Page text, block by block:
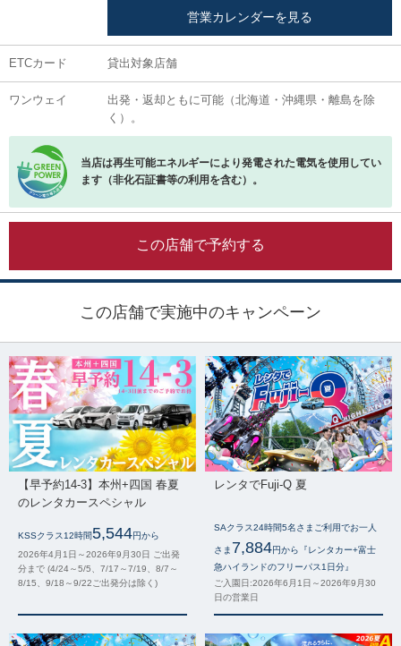
営業カレンダーを見る
ETCカード 貸出対象店舗
ワンウェイ
出発・返却ともに可能（北海道・沖縄県・離島を除
く）。
当店は再生可能エネルギーにより発電された電気を使用してい
ます（非化石証書等の利用を含む）。
この店舗で予約する
この店舗で実施中のキャンペーン
【早予約14-3】本州+四国 春夏
のレンタカースペシャル
KSSクラス12時間5,544円から
2026年4月1日～2026年9月30日 ご出発
分まで (4/24～5/5、7/17～7/19、8/7～
8/15、9/18～9/22ご出発分は除く)
レンタでFuji-Q 夏
SAクラス24時間5名さまご利用でお一人
さま 7,884円から『レンタカー+富士
急ハイランドのフリーパス1日分』
ご入園日:2026年6月1日～2026年9月30
日の営業日